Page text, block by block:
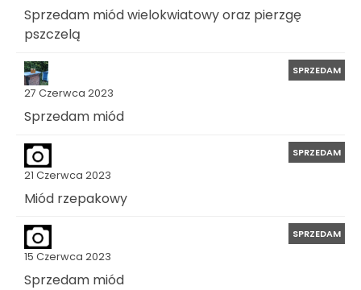
Sprzedam miód wielokwiatowy oraz pierzgę
pszczelą
27 Czerwca 2023
SPRZEDAM
Sprzedam miód
21 Czerwca 2023
SPRZEDAM
Miód rzepakowy
15 Czerwca 2023
SPRZEDAM
Sprzedam miód